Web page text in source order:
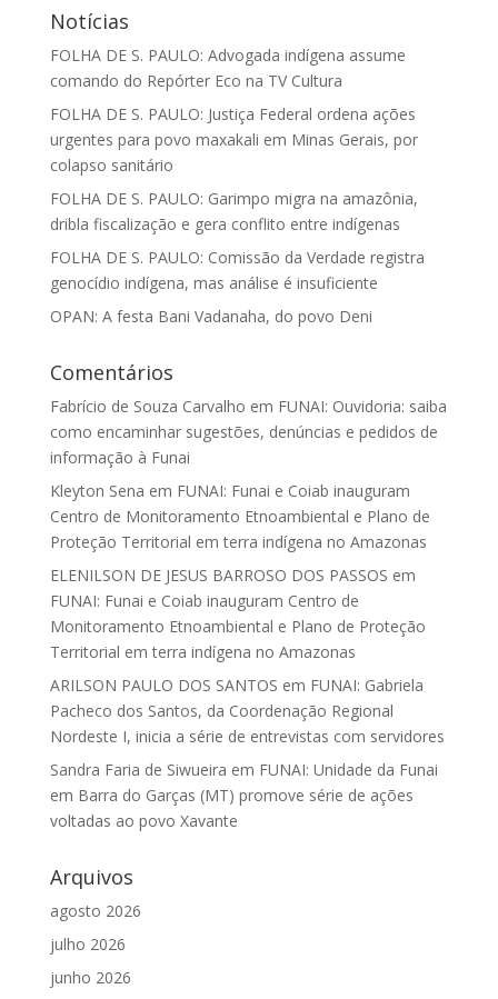
Notícias
FOLHA DE S. PAULO: Advogada indígena assume
comando do Repórter Eco na TV Cultura
FOLHA DE S. PAULO: Justiça Federal ordena ações
urgentes para povo maxakali em Minas Gerais, por
colapso sanitário
FOLHA DE S. PAULO: Garimpo migra na amazônia,
dribla fiscalização e gera conflito entre indígenas
FOLHA DE S. PAULO: Comissão da Verdade registra
genocídio indígena, mas análise é insuficiente
OPAN: A festa Bani Vadanaha, do povo Deni
Comentários
Fabrício de Souza Carvalho em FUNAI: Ouvidoria: saiba
como encaminhar sugestões, denúncias e pedidos de
informação à Funai
Kleyton Sena em FUNAI: Funai e Coiab inauguram
Centro de Monitoramento Etnoambiental e Plano de
Proteção Territorial em terra indígena no Amazonas
ELENILSON DE JESUS BARROSO DOS PASSOS em
FUNAI: Funai e Coiab inauguram Centro de
Monitoramento Etnoambiental e Plano de Proteção
Territorial em terra indígena no Amazonas
ARILSON PAULO DOS SANTOS em FUNAI: Gabriela
Pacheco dos Santos, da Coordenação Regional
Nordeste I, inicia a série de entrevistas com servidores
Sandra Faria de Siwueira em FUNAI: Unidade da Funai
em Barra do Garças (MT) promove série de ações
voltadas ao povo Xavante
Arquivos
agosto 2026
julho 2026
junho 2026